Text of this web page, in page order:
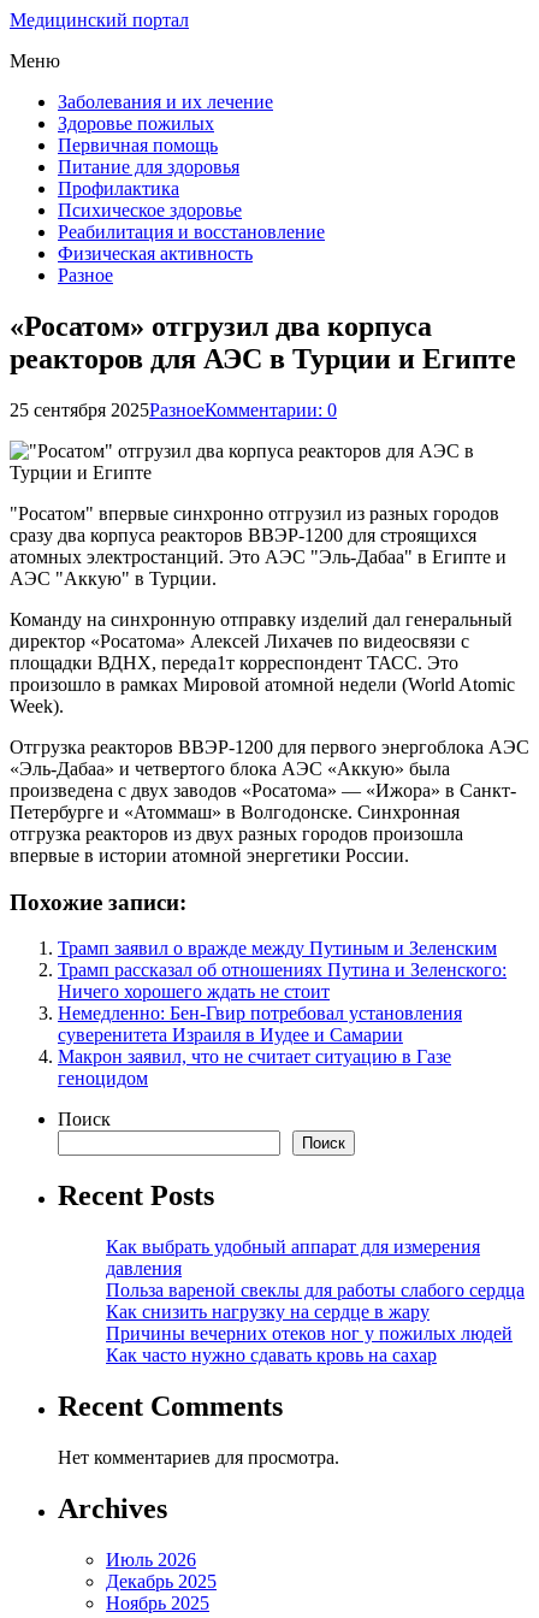
Медицинский портал
Меню
Заболевания и их лечение
Здоровье пожилых
Первичная помощь
Питание для здоровья
Профилактика
Психическое здоровье
Реабилитация и восстановление
Физическая активность
Разное
«Росатом» отгрузил два корпуса
реакторов для АЭС в Турции и Египте
25 сентября 2025РазноеКомментарии: 0
"Росатом" впервые синхронно отгрузил из разных городов
сразу два корпуса реакторов ВВЭР-1200 для строящихся
атомных электростанций. Это АЭС "Эль-Дабаа" в Египте и
АЭС "Аккую" в Турции.
Команду на синхронную отправку изделий дал генеральный
директор «Росатома» Алексей Лихачев по видеосвязи с
площадки ВДНХ, переда1т корреспондент ТАСС. Это
произошло в рамках Мировой атомной недели (World Atomic
Week).
Отгрузка реакторов ВВЭР-1200 для первого энергоблока АЭС
«Эль-Дабаа» и четвертого блока АЭС «Аккую» была
произведена с двух заводов «Росатома» — «Ижора» в Санкт-
Петербурге и «Атоммаш» в Волгодонске. Синхронная
отгрузка реакторов из двух разных городов произошла
впервые в истории атомной энергетики России.
Похожие записи:
Трамп заявил о вражде между Путиным и Зеленским
Трамп рассказал об отношениях Путина и Зеленского:
Ничего хорошего ждать не стоит
Немедленно: Бен-Гвир потребовал установления
суверенитета Израиля в Иудее и Самарии
Макрон заявил, что не считает ситуацию в Газе
геноцидом
Поиск
Поиск
Recent Posts
Как выбрать удобный аппарат для измерения
давления
Польза вареной свеклы для работы слабого сердца
Как снизить нагрузку на сердце в жару
Причины вечерних отеков ног у пожилых людей
Как часто нужно сдавать кровь на сахар
Recent Comments
Нет комментариев для просмотра.
Archives
Июль 2026
Декабрь 2025
Ноябрь 2025